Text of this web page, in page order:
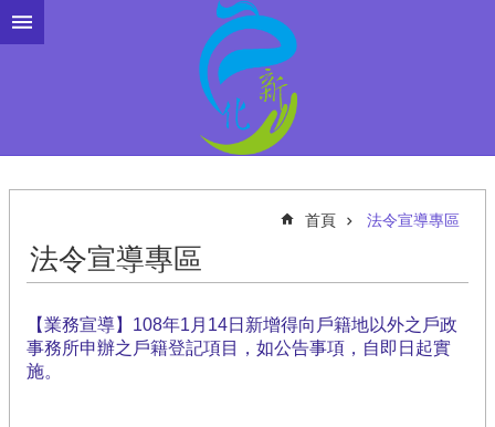
跳到主要內容區塊
首頁 法令宣導專區
法令宣導專區
【業務宣導】108年1月14日新增得向戶籍地以外之戶政
事務所申辦之戶籍登記項目，如公告事項，自即日起實
施。